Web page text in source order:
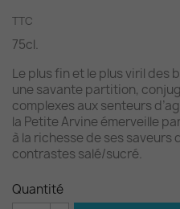
TTC
75cl.
Le plus fin et le plus viril des
une savante partition,
complexes aux senteurs
la Petite Arvine émerveille
à la richesse de ses saveurs
contrastes salé/sucré.
Quantité